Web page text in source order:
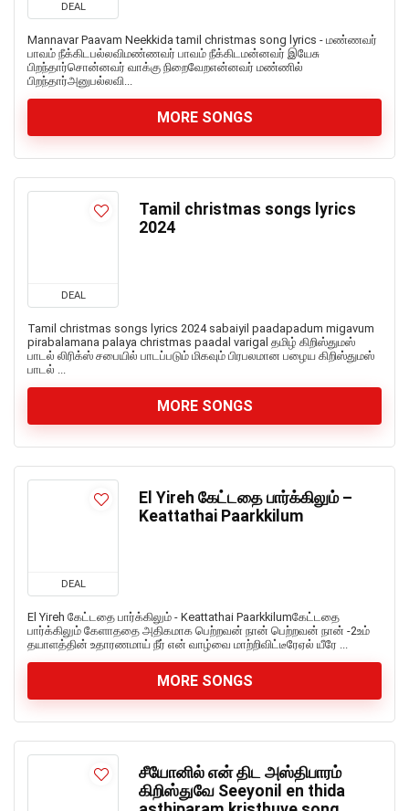
DEAL
Mannavar Paavam Neekkida tamil christmas song lyrics - மண்ணவர்
பாவம் நீக்கிடபல்லவிமண்ணவர் பாவம் நீக்கிடமன்னவர் இயேசு
பிறந்தார்சொன்னவர் வாக்கு நிறைவேறஎன்னவர் மண்ணில்
பிறந்தார்அனுபல்லவி...
MORE SONGS
DEAL
Tamil christmas songs lyrics
2024
Tamil christmas songs lyrics 2024 sabaiyil paadapadum migavum
pirabalamana palaya christmas paadal varigal தமிழ் கிறிஸ்துமஸ்
பாடல் லிரிக்ஸ் சபையில் பாடப்படும் மிகவும் பிரபலமான பழைய கிறிஸ்துமஸ்
பாடல் ...
MORE SONGS
DEAL
El Yireh கேட்டதை பார்க்கிலும் –
Keattathai Paarkkilum
El Yireh கேட்டதை பார்க்கிலும் - Keattathai Paarkkilumகேட்டதை
பார்க்கிலும் கேளாததை அதிகமாக பெற்றவன் நான் பெற்றவன் நான் -2உம்
தயாளத்தின் உதாரணமாய் நீர் என் வாழ்வை மாற்றிவிட்டீரேஏல் யீரே ...
MORE SONGS
சீயோனில் என் திட அஸ்திபாரம்
கிறிஸ்துவே Seeyonil en thida